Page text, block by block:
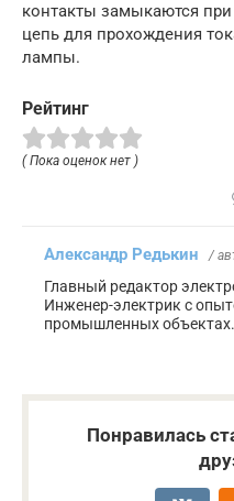
контакты замыкаются
цепь для прохождения
лампы.
Рейтинг
( Пока оценок нет )
Александр Редькин /
Главный редактор
Инженер-электрик с
промышленных объектах.
Понравилась